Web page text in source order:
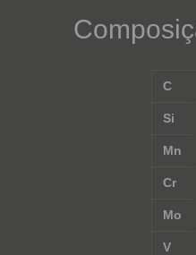
C
Si
Mn
Cr
Mo
V